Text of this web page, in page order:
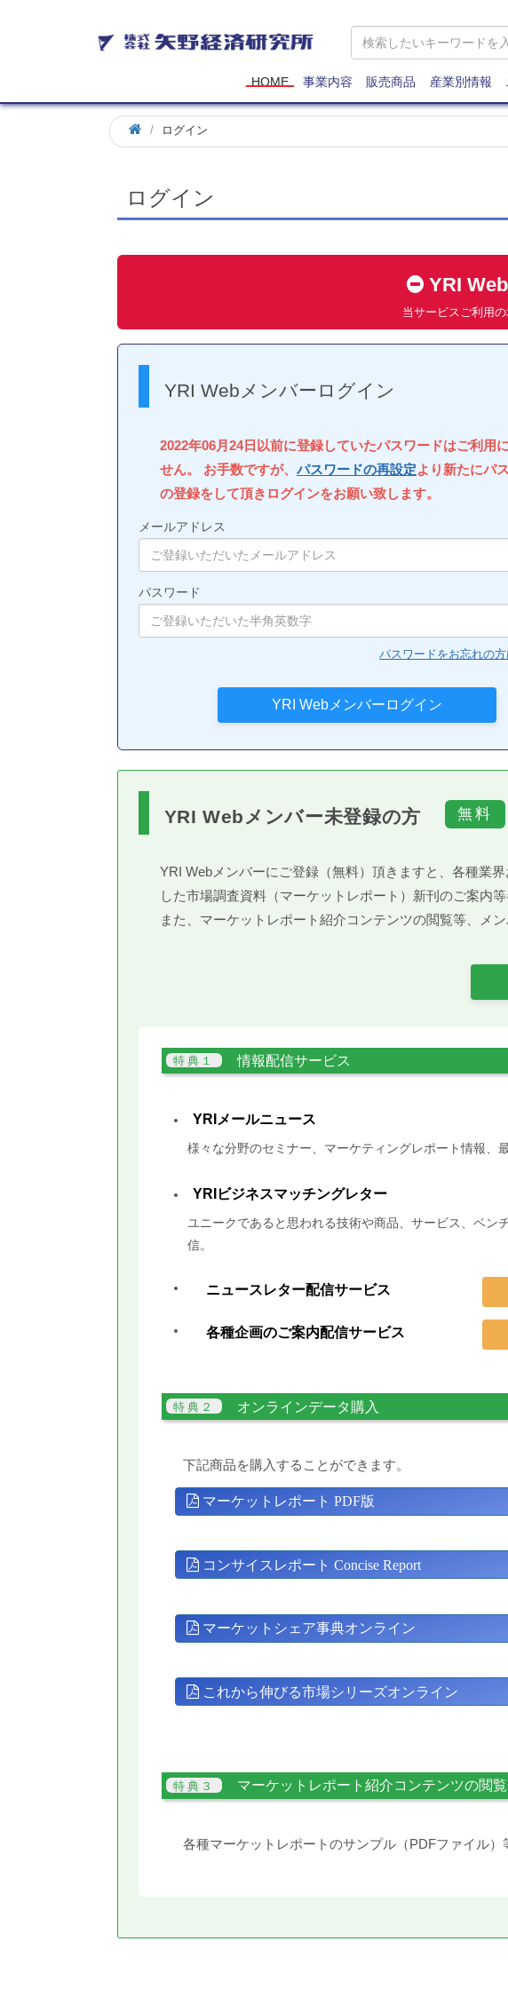
矢
野
研
究
所
HOME 事業内容 販売商品 産業別情報
ログイン
ログイン
YRI
当サービスご利用
YRI Webメンバーログイン
2022年06月24日以前に登録していたパスワードはご利用
せん。 お手数ですが、 パスワードの再設定より新たにパ
の登録をして頂きログインをお願い致します。
メールアドレス
パスワード
パスワードをお忘れの
YRI Webメンバー未登録の方
YRI Webメンバーにご登録（無料）頂きますと、各種業
した市場調査資料（マーケットレポート）新刊のご案内
また、マーケットレポート紹介コンテンツの閲覧等、メ
情報配信サービス
YRIメールニュース
様々な分野のセミナー、マーケティングレポート情報、
YRIビジネスマッチングレター
ユニークであると思われる技術や商品、サービス、ベ
信。
ニュースレター配信サービス
各種企画のご案内配信サービス
オンラインデータ購入
下記商品を購入することができます。
マーケットレポート PDF版
コンサイスレポート Concise Report
マーケットシェア事典オンライン
これから伸びる市場シリーズオンライン
マーケットレポート紹介コンテンツの閲覧
各種マーケットレポートのサンプル（PDFファイル）